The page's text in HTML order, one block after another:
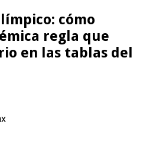
cómo
regla que
en las tablas del